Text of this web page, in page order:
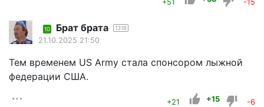
+51 -15
10 Брат брата 1318
21.10.2025 21:50
Тем временем US Army стала спонсором лыжной
федерации США.
+21 +15 -6